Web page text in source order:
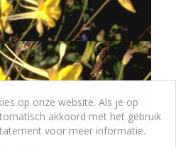
op onze website. Als je op
akkoord met het gebruik
voor meer informatie.